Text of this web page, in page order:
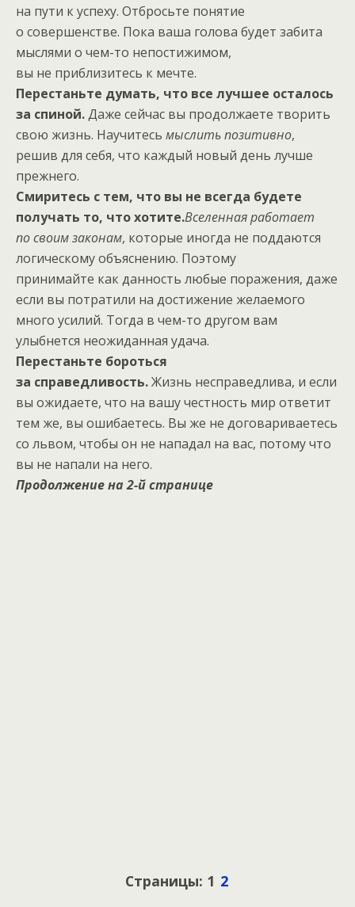
на пути к успеху. Отбросьте понятие
о совершенстве. Пока ваша голова будет забита
мыслями о чем-то непостижимом,
вы не приблизитесь к мечте.
Перестаньте думать, что все лучшее осталось
за спиной.Даже сейчас вы продолжаете творить
свою жизнь. Научитесь мыслить позитивно,
решив для себя, что каждый новый день лучше
прежнего.
Смиритесь с тем, что вы не всегда будете
получать то, что хотите.Вселенная работает
по своим законам, которые иногда не поддаются
логическому объяснению. Поэтому
принимайте как данность любые поражения, даже
если вы потратили на достижение желаемого
много усилий. Тогда в чем-то другом вам
улыбнется неожиданная удача.
Перестаньте бороться
за справедливость.Жизнь несправедлива, и если
вы ожидаете, что на вашу честность мир ответит
тем же, вы ошибаетесь. Вы же не договариваетесь
со львом, чтобы он не нападал на вас, потому что
вы не напали на него.
Продолжение на 2-й странице
Страницы: 1 2